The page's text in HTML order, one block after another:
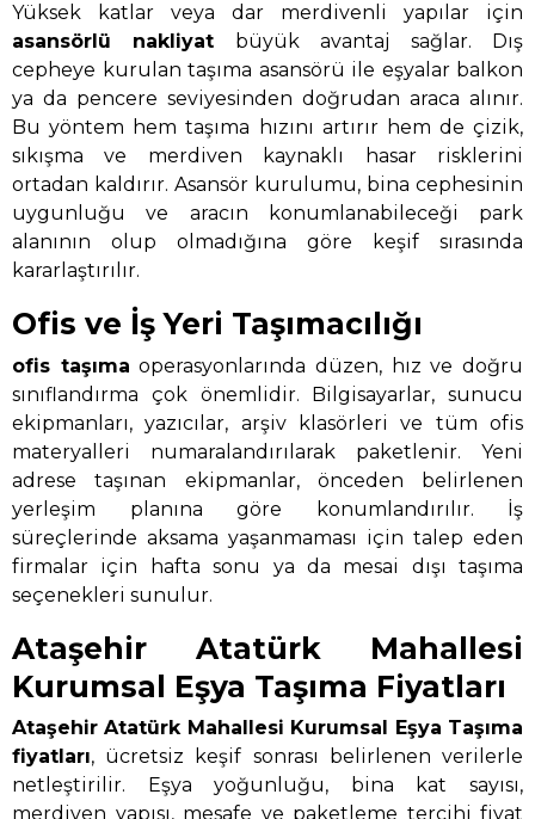
Yüksek katlar veya dar merdivenli yapılar için
asansörlü nakliyat büyük avantaj sağlar. Dış
cepheye kurulan taşıma asansörü ile eşyalar balkon
ya da pencere seviyesinden doğrudan araca alınır.
Bu yöntem hem taşıma hızını artırır hem de çizik,
sıkışma ve merdiven kaynaklı hasar risklerini
ortadan kaldırır. Asansör kurulumu, bina cephesinin
uygunluğu ve aracın konumlanabileceği park
alanının olup olmadığına göre keşif sırasında
kararlaştırılır.
Ofis ve İş Yeri Taşımacılığı
ofis taşıma operasyonlarında düzen, hız ve doğru
sınıflandırma çok önemlidir. Bilgisayarlar, sunucu
ekipmanları, yazıcılar, arşiv klasörleri ve tüm ofis
materyalleri numaralandırılarak paketlenir. Yeni
adrese taşınan ekipmanlar, önceden belirlenen
yerleşim planına göre konumlandırılır. İş
süreçlerinde aksama yaşanmaması için talep eden
firmalar için hafta sonu ya da mesai dışı taşıma
seçenekleri sunulur.
Ataşehir Atatürk Mahallesi
Kurumsal Eşya Taşıma Fiyatları
Ataşehir Atatürk Mahallesi Kurumsal Eşya Taşıma
fiyatları, ücretsiz keşif sonrası belirlenen verilerle
netleştirilir. Eşya yoğunluğu, bina kat sayısı,
merdiven yapısı, mesafe ve paketleme tercihi fiyat